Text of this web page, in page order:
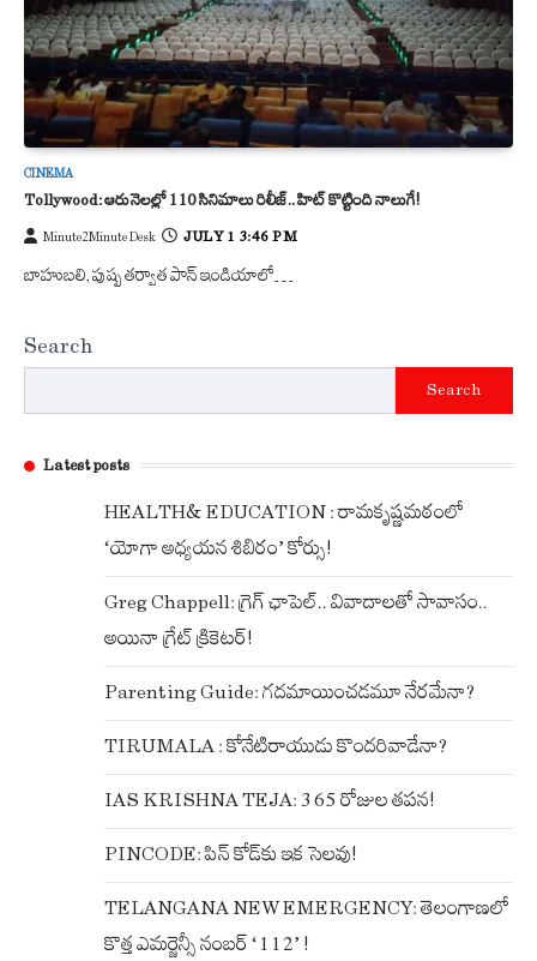
CINEMA
Tollywood: ఆరు నెలల్లో 110 సినిమాలు రిలీజ్.. హిట్ కొట్టింది నాలుగే!
Minute2Minute Desk JULY 1 3:46 PM
బాహుబలి, పుష్ప తర్వాత పాన్ ఇండియాలో…
Search
Search
Latest posts
HEALTH& EDUCATION : రామకృష్ణమఠంలో
‘యోగా అధ్యయన శిబిరం’ కోర్సు!
Greg Chappell: గ్రెగ్ ఛాపెల్.. వివాదాలతో సావాసం..
అయినా గ్రేట్ క్రికెటర్!
Parenting Guide: గదమాయించడమూ నేరమేనా?
TIRUMALA : కోనేటిరాయుడు కొందరివాడేనా?
IAS KRISHNA TEJA: 365 రోజుల తపన!
PINCODE: పిన్ కోడ్‌కు ఇక సెలవు!
TELANGANA NEW EMERGENCY: తెలంగాణలో
కొత్త ఎమర్జెన్సీ నంబర్ ‘112’ !